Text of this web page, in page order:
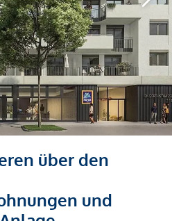
über den
und